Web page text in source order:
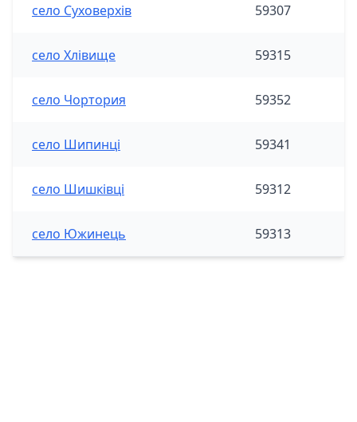
село Суховерхів 59307
село Хлівище 59315
село Чортория 59352
село Шипинці 59341
село Шишківці 59312
село Южинець 59313